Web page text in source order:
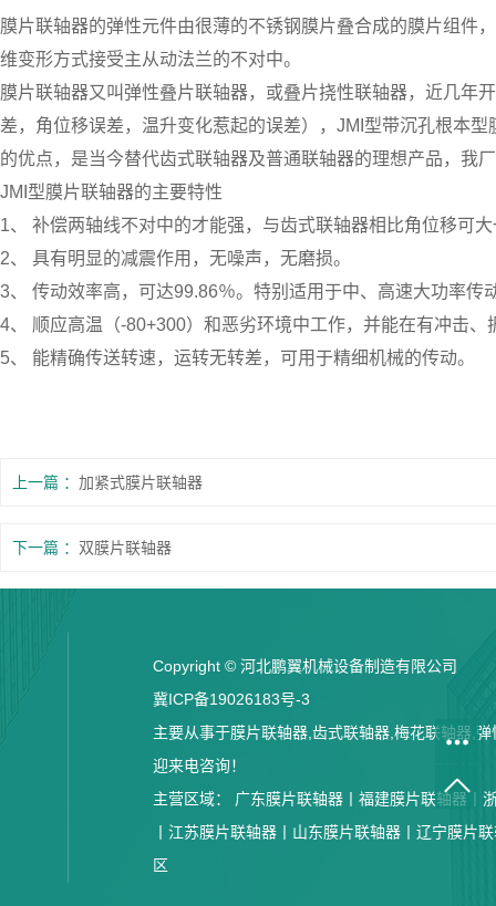
膜片联轴器的弹性元件由很薄的不锈钢膜片叠合成的膜片组件
维变形方式接受主从动法兰的不对中。
膜片联轴器又叫弹性叠片联轴器，或叠片挠性联轴器，近几年
差，角位移误差，温升变化惹起的误差），JMI型带沉孔根本
的优点，是当今替代齿式联轴器及普通联轴器的理想产品，我
JMI型膜片联轴器的主要特性
1、 补偿两轴线不对中的才能强，与齿式联轴器相比角位移可
2、 具有明显的减震作用，无噪声，无磨损。
3、 传动效率高，可达99.86％。特别适用于中、高速大功率传
4、 顺应高温（-80+300）和恶劣环境中工作，并能在有冲击
5、 能精确传送转速，运转无转差，可用于精细机械的传动。
上一篇 加紧式膜片联轴器
下一篇 双膜片联轴器
Copyright © 河北鹏翼机械设备制造有限公司
冀ICP备19026183号-3
主要从事于膜片联轴器,齿式联轴器,梅花联轴器,
迎来电咨询！
主营区域： 广东膜片联轴器丨 福建膜片联轴器丨
江苏膜片联轴器丨 山东膜片联轴器丨 辽宁膜片
区